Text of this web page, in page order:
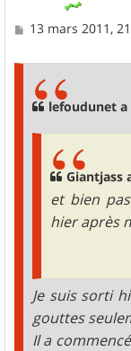
M13 mars 2011,
lefoudunet
Giantjass
et bien
hier après
Je suis sorti
gouttes
Il a